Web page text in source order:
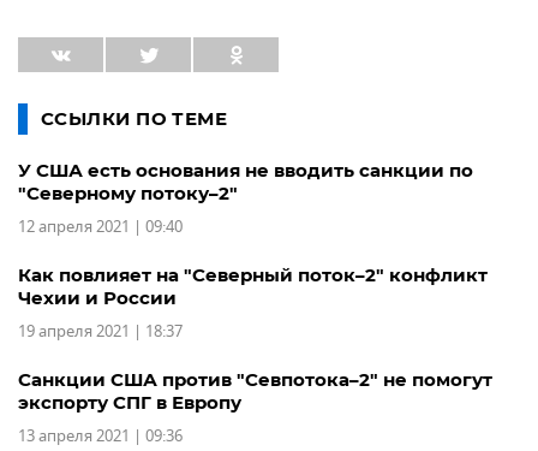
ССЫЛКИ ПО ТЕМЕ
У США есть основания не вводить санкции по
"Северному потоку–2"
12 апреля 2021 | 09:40
Как повлияет на "Северный поток–2" конфликт
Чехии и России
19 апреля 2021 | 18:37
Санкции США против "Севпотока–2" не помогут
экспорту СПГ в Европу
13 апреля 2021 | 09:36